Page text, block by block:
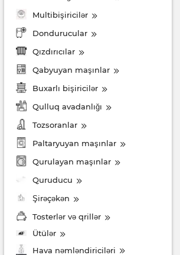
Multibişiricilər
Dondurucular
Qızdırıcılar
Qabyuyan maşınlar
Buxarlı bişiricilər
Qulluq avadanlığı
Tozsoranlar
Paltaryuyan maşınlar
Qurulayan maşınlar
Quruducu
Şirəçəkən
Tosterlər və qrillər
Ütülər
Hava nəmləndiriciləri